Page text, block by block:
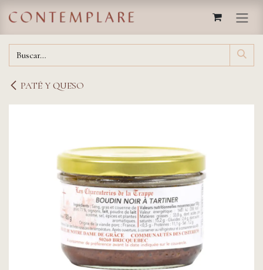
PATÉ Y QUESO